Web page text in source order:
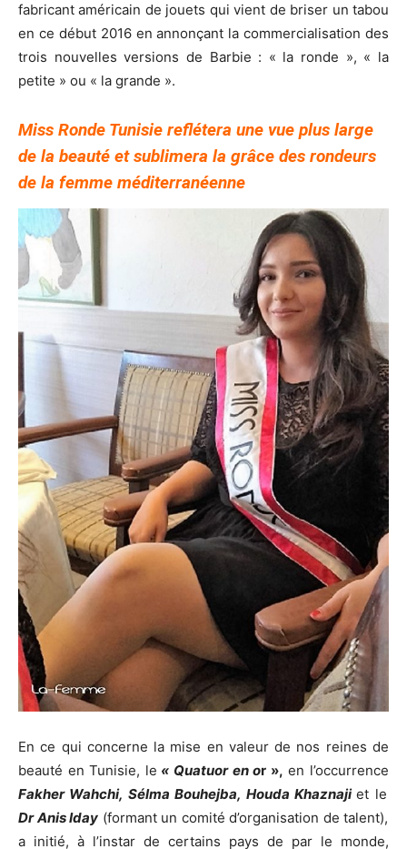
fabricant américain de jouets qui vient de briser un tabou
en ce début 2016 en annonçant la commercialisation des
trois nouvelles versions de Barbie : « la ronde », « la
petite » ou « la grande ».
Miss Ronde Tunisie reflétera une vue plus large
de la beauté etsublimera la grâce des rondeurs
de la femme méditerranéenne
En ce qui concerne la mise en valeur de nos reines de
beauté en Tunisie, le « Quatuor en or », en l’occurrence
Fakher Wahchi, Sélma Bouhejba, Houda Khaznajiet le
Dr Anis Iday (formant un comité d’organisation de talent),
a initié, à l’instar de certains pays de par le monde,